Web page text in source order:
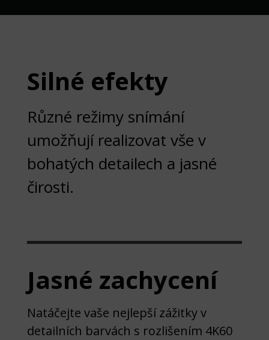
Silné efekty
Různé režimy snímání
umožňují realizovat vše v
bohatých detailech a jasné
čirosti.
Jasné zachycení
Natáčejte vaše nejlepší zážitky v
detailních barvách s rozlišením 4K60